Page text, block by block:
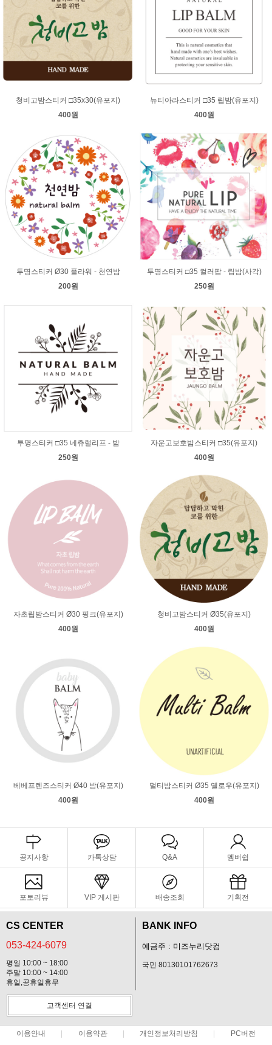
청비고밤스티커 □35x30(유포지)
400원
뉴티아라스티커 □35 립밤(유포지)
400원
투명스티커 Ø30 플라워 - 천연밤
200원
투명스티커 □35 컬러팝 - 립밤(사각)
250원
투명스티커 □35 네츄럴리프 - 밤
250원
자운고보호밤스티커 □35(유포지)
400원
자초립밤스티커 Ø30 핑크(유포지)
400원
청비고밤스티커 Ø35(유포지)
400원
베베프렌즈스티커 Ø40 밤(유포지)
400원
멀티밤스티커 Ø35 옐로우(유포지)
400원
공지사항 카톡상담 Q&A 멤버쉽
포토리뷰 VIP 게시판 배송조회 기획전
CS CENTER
053-424-6079
평일 10:00 ~ 18:00
주말 10:00 ~ 14:00
휴일,공휴일휴무
BANK INFO
예금주 : 미즈누리닷컴
국민 80130101762673
고객센터 연결
이용안내 이용약관 개인정보처리방침 PC버전